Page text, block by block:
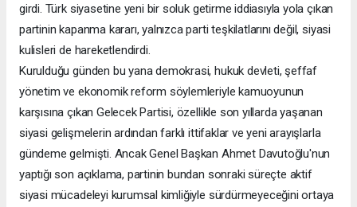
girdi. Türk siyasetine yeni bir soluk getirme iddiasıyla yola çıkan
partinin kapanma kararı, yalnızca parti teşkilatlarını değil, siyasi
kulisleri de hareketlendirdi.
Kurulduğu günden bu yana demokrasi, hukuk devleti, şeffaf
yönetim ve ekonomik reform söylemleriyle kamuoyunun
karşısına çıkan Gelecek Partisi, özellikle son yıllarda yaşanan
siyasi gelişmelerin ardından farklı ittifaklar ve yeni arayışlarla
gündeme gelmişti. Ancak Genel Başkan Ahmet Davutoğlu'nun
yaptığı son açıklama, partinin bundan sonraki süreçte aktif
siyasi mücadeleyi kurumsal kimliğiyle sürdürmeyeceğini ortaya